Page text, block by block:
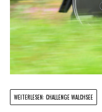
WEITERLESEN: CHALLENGE WALCHSEE